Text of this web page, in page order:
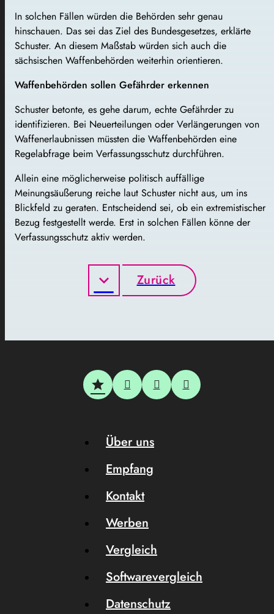
In solchen Fällen würden die Behörden sehr genau
hinschauen. Das sei das Ziel des Bundesgesetzes, erklärte
Schuster. An diesem Maßstab würden sich auch die
sächsischen Waffenbehörden weiterhin orientieren.
Waffenbehörden sollen Gefährder erkennen
Schuster betonte, es gehe darum, echte Gefährder zu
identifizieren. Bei Neuerteilungen oder Verlängerungen von
Waffenerlaubnissen müssten die Waffenbehörden eine
Regelabfrage beim Verfassungsschutz durchführen.
Allein eine möglicherweise politisch auffällige
Meinungsäußerung reiche laut Schuster nicht aus, um ins
Blickfeld zu geraten. Entscheidend sei, ob ein extremistischer
Bezug festgestellt werde. Erst in solchen Fällen könne der
Verfassungsschutz aktiv werden.
Zurück
Über uns
Empfang
Kontakt
Werben
Vergleich
Softwarevergleich
Datenschutz